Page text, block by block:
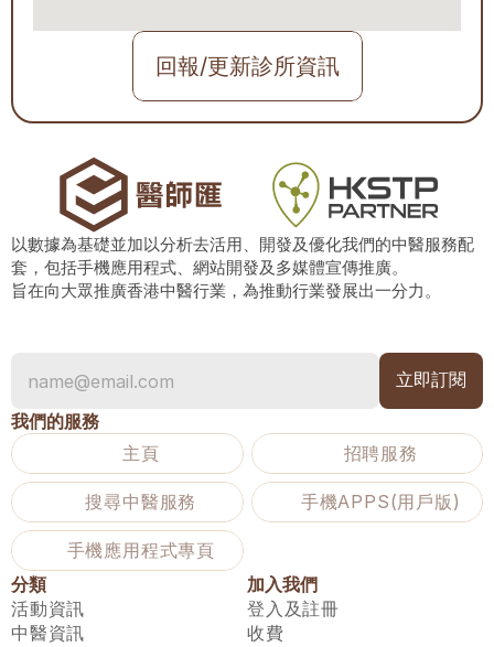
回報/更新診所資訊
以數據為基礎並加以分析去活用、開發及優化我們的中醫服務配
套，包括手機應用程式、網站開發及多媒體宣傳推廣。
旨在向大眾推廣香港中醫行業，為推動行業發展出一分力。
我們的服務
主頁
招聘服務
搜尋中醫服務 手機APPS(用戶版)
手機應用程式專頁
分類
活動資訊
中醫資訊
加入我們
登入及註冊
收費